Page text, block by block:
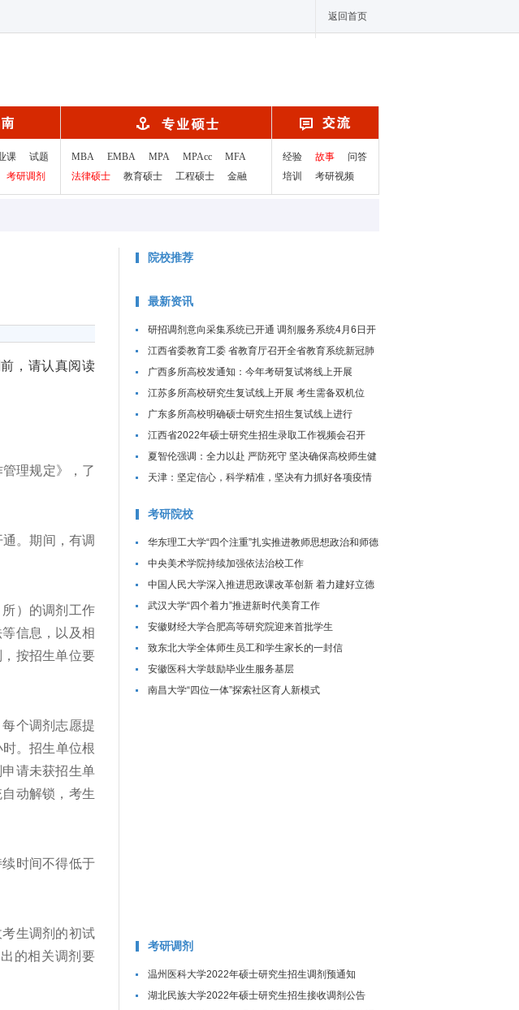
返回首页
课
试题
考研调剂
MBA EMBA MPA MPAcc
MFA
法律硕士
教育硕士 工程硕士 金融
经验 故事
问答
培训
考研视频
，请认真阅读
理规定》，了
。期间，有调
）的调剂工作
信息，以及相
按招生单位要
个调剂志愿提
。招生单位根
请未获招生单
动解锁，考生
时间不得低于
生调剂的初试
的相关调剂要
院校推荐
最新资讯
研招调剂意向采集系统已开通 调剂服务系统4月6日开
通
江西省委教育工委 省教育厅召开全省教育系统新冠肺
炎疫情防控工作视频调度会议
广西多所高校发通知：今年考研复试将线上开展
江苏多所高校研究生复试线上开展 考生需备双机位
广东多所高校明确硕士研究生招生复试线上进行
江西省2022年硕士研究生招生录取工作视频会召开
夏智伦强调：全力以赴 严防死守 坚决确保高校师生健
康、校园平安
天津：坚定信心，科学精准，坚决有力抓好各项疫情
考研院校
华东理工大学“四个注重”扎实推进教师思想政治和师德
师风建设工作
中央美术学院持续加强依法治校工作
中国人民大学深入推进思政课改革创新 着力建好立德
树人关键课程
武汉大学“四个着力”推进新时代美育工作
安徽财经大学合肥高等研究院迎来首批学生
致东北大学全体师生员工和学生家长的一封信
安徽医科大学鼓励毕业生服务基层
南昌大学“四位一体”探索社区育人新模式
考研调剂
温州医科大学2022年硕士研究生招生调剂预通知
湖北民族大学2022年硕士研究生招生接收调剂公告